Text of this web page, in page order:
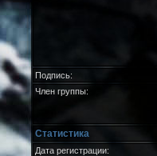
Подпись:
Член группы:
Статистика
Дата регистрации: